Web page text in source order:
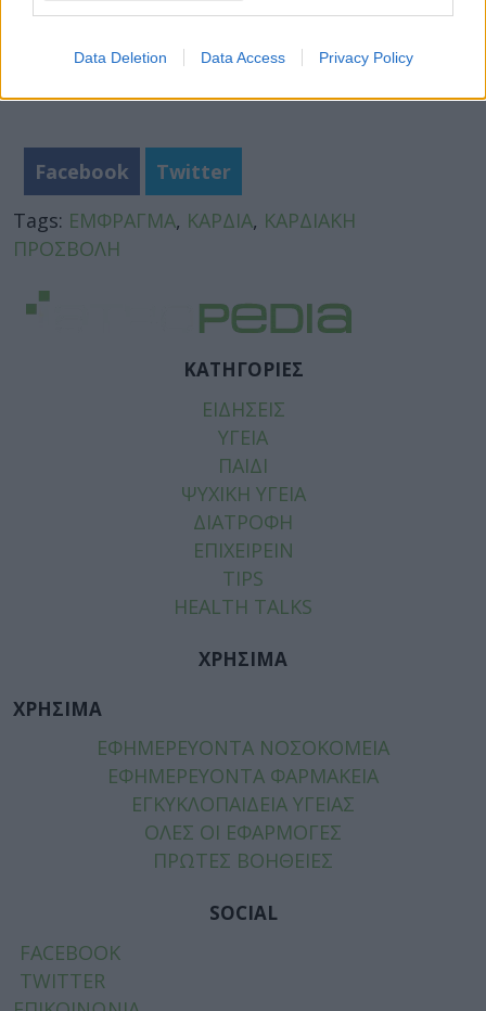
Data Deletion Data Access Privacy Policy
Facebook
Twitter
Tags: ΕΜΦΡΑΓΜΑ, ΚΑΡΔΙΑ, ΚΑΡΔΙΑΚΗ
ΠΡΟΣΒΟΛΗ
ΚΑΤΗΓΟΡΙΕΣ
ΕΙΔΗΣΕΙΣ
ΥΓΕΙΑ
ΠΑΙΔΙ
ΨΥΧΙΚΗ ΥΓΕΙΑ
ΔΙΑΤΡΟΦΗ
ΕΠΙΧΕΙΡΕΙΝ
TIPS
HEALTH TALKS
ΧΡΗΣΙΜΑ
ΧΡΗΣΙΜΑ
ΕΦΗΜΕΡΕΥΟΝΤΑ ΝΟΣΟΚΟΜΕΙΑ
ΕΦΗΜΕΡΕΥΟΝΤΑ ΦΑΡΜΑΚΕΙΑ
ΕΓΚΥΚΛΟΠΑΙΔΕΙΑ ΥΓΕΙΑΣ
ΟΛΕΣ ΟΙ ΕΦΑΡΜΟΓΕΣ
ΠΡΩΤΕΣ ΒΟΗΘΕΙΕΣ
SOCIAL
FACEBOOK
TWITTER